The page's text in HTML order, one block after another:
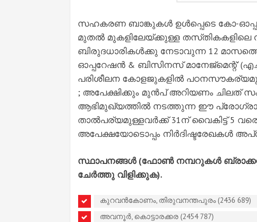
സഹകരണ ബാങ്കുകൾ ഉൾപ്പെടെ കോ-
മുതൽ മുകളിലേയ്‌ക്കുള്ള തസ്‌തികകളിലെ
ബിരുദധാരികൾക്കു നേടാവുന്ന 12
ഓപ്പറേഷൻ & ബിസിനസ് മാനേജ്‌മെന്റ്’
പരിശീലന കോളജുകളിൽ
; അപേക്ഷിക്കും മുൻപ് അറിയണം
ആഭിമുഖ്യത്തിൽ നടത്തുന്ന ഈ
താൽപര്യമുള്ളവർക്ക് 31ന് വൈകിട്ട് 5
അപേക്ഷയോടൊപ്പം നിർദിഷ്ടരേഖകൾ
സ്ഥാപനങ്ങൾ (ഫോൺ നമ്പറുകൾ
ചേർത്തു വിളിക്കുക).
കുറവൻകോണം, തിരുവനന്തപുരം (2436 689)
അവനൂർ, കൊട്ടാരക്കര (2454 787)